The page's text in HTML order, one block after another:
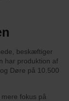
beskæftiger
har produktion af
Døre på 10.500
fokus på